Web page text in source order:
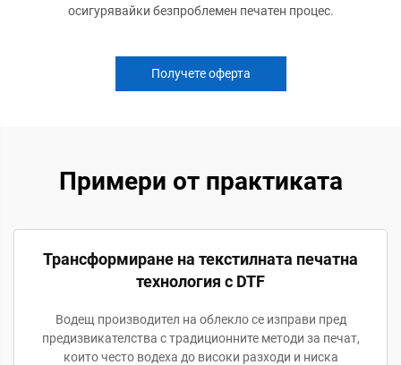
осигурявайки безпроблемен печатен процес.
Получете оферта
Примери от практиката
Трансформиране на текстилната печатна
технология с DTF
Водещ производител на облекло се изправи пред
предизвикателства с традиционните методи за печат,
които често водеха до високи разходи и ниска